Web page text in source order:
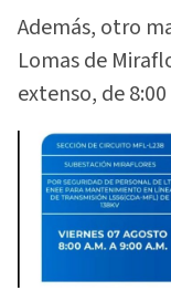
Además, otro
Lomas de
extenso, de